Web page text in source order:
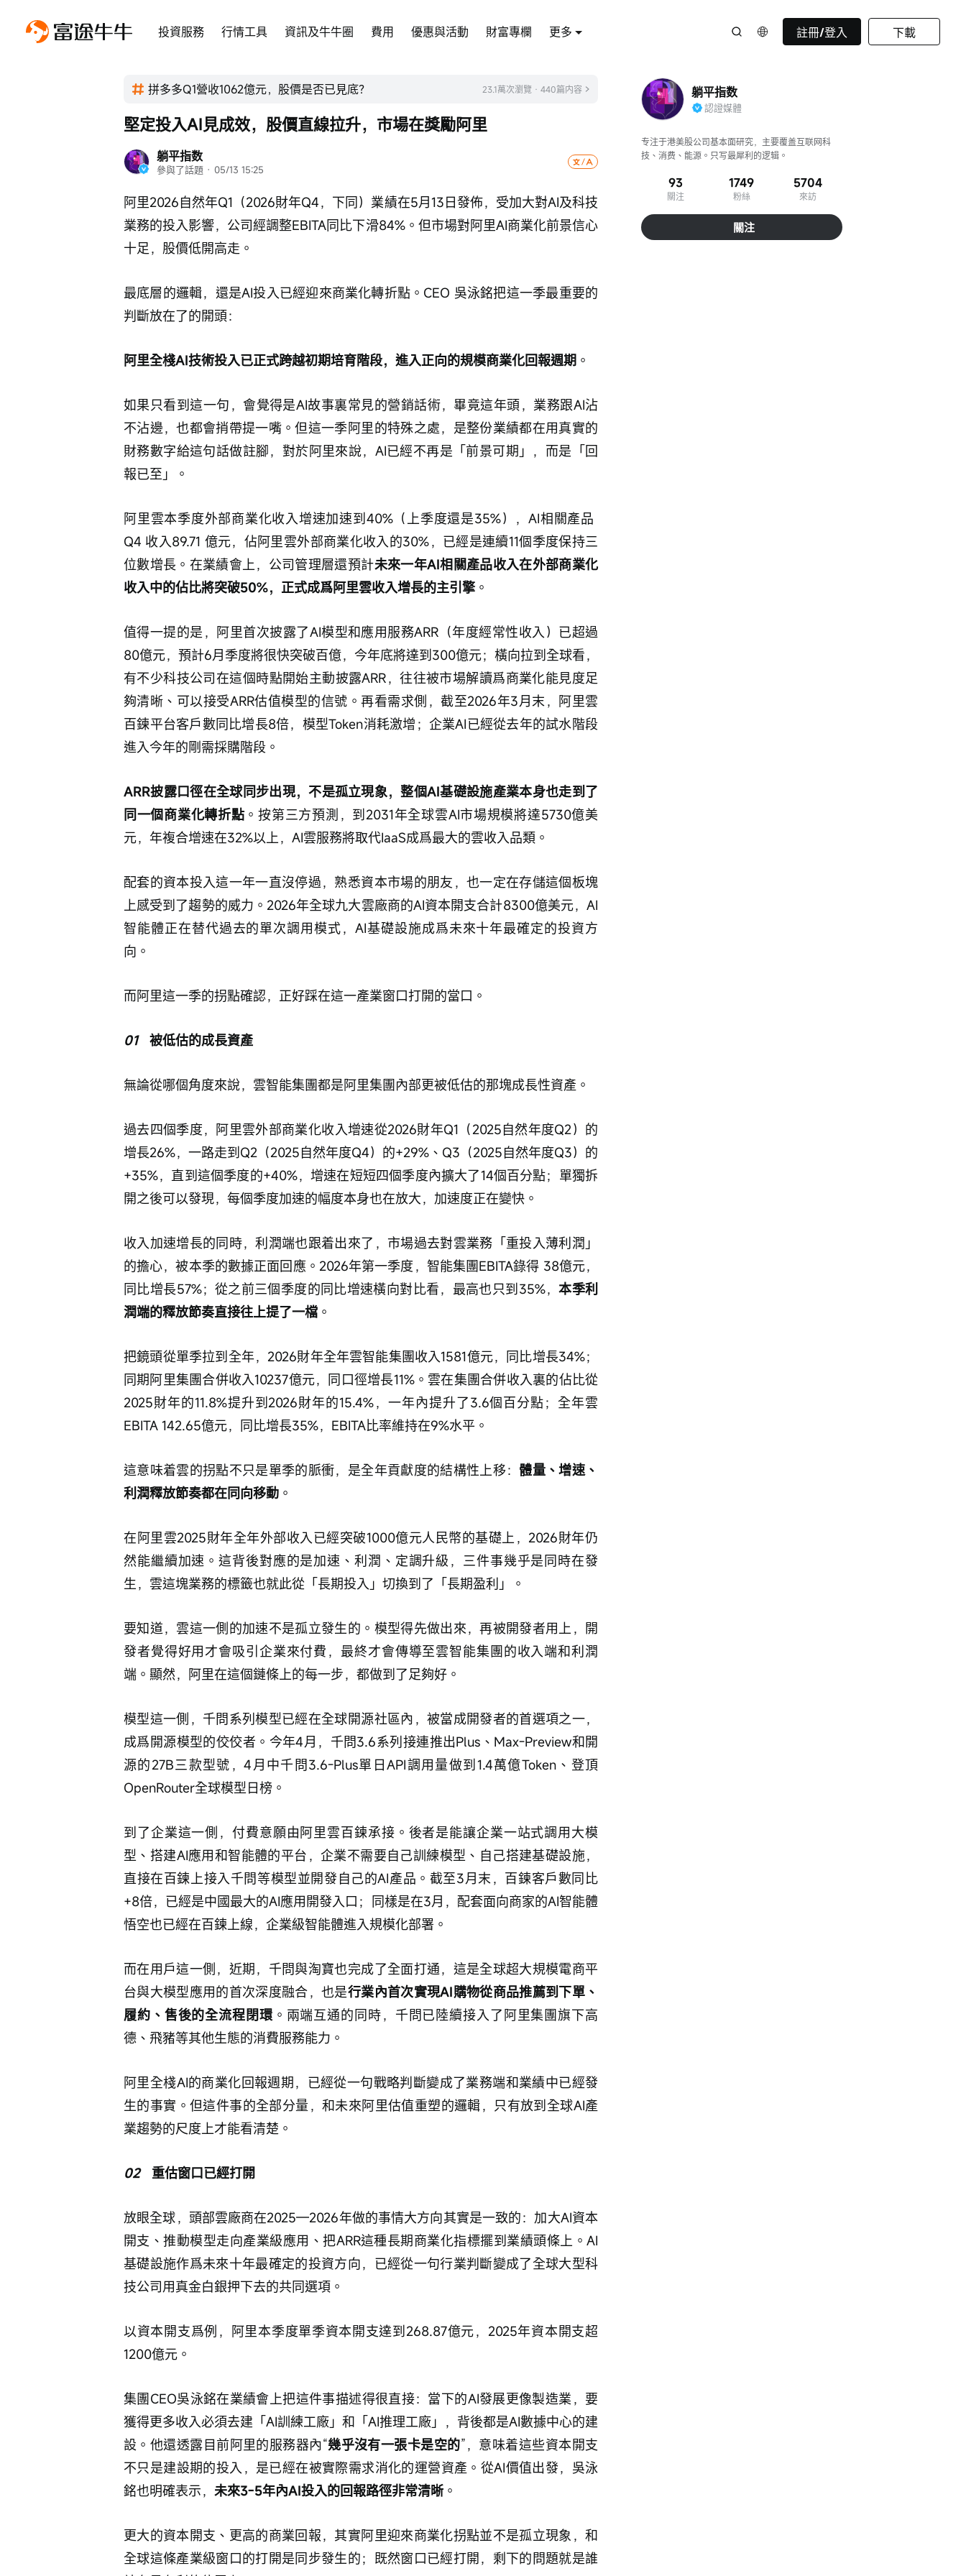
投資服務 行情工具 資訊及牛牛圈 費用 優惠與活動 財富專欄 更多 註冊/登入 下載
拼多多Q1營收1062億元，股價是否已見底？ 23.1萬次瀏覽 · 440篇内容
躺平指数
參與了話題 · 05/13 15:25
堅定投入AI見成效，股價直線拉升，市場在獎勵阿里
阿里2026自然年Q1（2026財年Q4，下同）業績在5月13日發佈，受加大對AI及科技
業務的投入影響，公司經調整EBITA同比下滑84%。但市場對阿里AI商業化前景信心
十足，股價低開高走。
最底層的邏輯，還是AI投入已經迎來商業化轉折點。CEO 吳泳銘把這一季最重要的
判斷放在了的開頭：
阿里全棧AI技術投入已正式跨越初期培育階段，進入正向的規模商業化回報週期 。
如果只看到這一句，會覺得是AI故事裏常見的營銷話術，畢竟這年頭，業務跟AI沾
不沾邊，也都會捎帶提一嘴。但這一季阿里的特殊之處，是整份業績都在用真實的
財務數字給這句話做註腳，對於阿里來說，AI已經不再是「前景可期」，而是「回
報已至」。
阿里雲本季度外部商業化收入增速加速到40%（上季度還是35%），AI相關產品
Q4 收入89.71 億元，佔阿里雲外部商業化收入的30%，已經是連續11個季度保持三
位數增長。在業績會上，公司管理層還預計未來一年AI相關產品收入在外部商業化
收入中的佔比將突破50%，正式成爲阿里雲收入增長的主引擎。
值得一提的是，阿里首次披露了AI模型和應用服務ARR（年度經常性收入）已超過
80億元，預計6月季度將很快突破百億，今年底將達到300億元；橫向拉到全球看，
有不少科技公司在這個時點開始主動披露ARR，往往被市場解讀爲商業化能見度足
夠清晰、可以接受ARR估值模型的信號。再看需求側，截至2026年3月末，阿里雲
百鍊平台客戶數同比增長8倍，模型Token消耗激增；企業AI已經從去年的試水階段
進入今年的剛需採購階段。
ARR披露口徑在全球同步出現，不是孤立現象，整個AI基礎設施產業本身也走到了
同一個商業化轉折點 。按第三方預測，到2031年全球雲AI市場規模將達5730億美
元，年複合增速在32%以上，AI雲服務將取代IaaS成爲最大的雲收入品類。
配套的資本投入這一年一直沒停過，熟悉資本市場的朋友，也一定在存儲這個板塊
上感受到了趨勢的威力。2026年全球九大雲廠商的AI資本開支合計8300億美元，AI
智能體正在替代過去的單次調用模式，AI基礎設施成爲未來十年最確定的投資方
向。
而阿里這一季的拐點確認，正好踩在這一產業窗口打開的當口。
01 被低估的成長資產
無論從哪個角度來說，雲智能集團都是阿里集團內部更被低估的那塊成長性資產。
過去四個季度，阿里雲外部商業化收入增速從2026財年Q1（2025自然年度Q2）的
增長26%，一路走到Q2（2025自然年度Q4）的+29%、Q3（2025自然年度Q3）的
+35%，直到這個季度的+40%，增速在短短四個季度內擴大了14個百分點；單獨拆
開之後可以發現，每個季度加速的幅度本身也在放大，加速度正在變快。
收入加速增長的同時，利潤端也跟着出來了，市場過去對雲業務「重投入薄利潤」
的擔心，被本季的數據正面回應。2026年第一季度，智能集團EBITA錄得 38億元，
同比增長57%；從之前三個季度的同比增速橫向對比看，最高也只到35%，本季利
潤端的釋放節奏直接往上提了一檔 。
把鏡頭從單季拉到全年，2026財年全年雲智能集團收入1581億元，同比增長34%；
同期阿里集團合併收入10237億元，同口徑增長11%。雲在集團合併收入裏的佔比從
2025財年的11.8%提升到2026財年的15.4%，一年內提升了3.6個百分點；全年雲
EBITA 142.65億元，同比增長35%，EBITA比率維持在9%水平。
這意味着雲的拐點不只是單季的脈衝，是全年貢獻度的結構性上移： 體量、增速、
利潤釋放節奏都在同向移動 。
在阿里雲2025財年全年外部收入已經突破1000億元人民幣的基礎上，2026財年仍
然能繼續加速。這背後對應的是加速、利潤、定調升級，三件事幾乎是同時在發
生，雲這塊業務的標籤也就此從「長期投入」切換到了「長期盈利」。
要知道，雲這一側的加速不是孤立發生的。模型得先做出來，再被開發者用上，開
發者覺得好用才會吸引企業來付費，最終才會傳導至雲智能集團的收入端和利潤
端。顯然，阿里在這個鏈條上的每一步，都做到了足夠好。
模型這一側，千問系列模型已經在全球開源社區內，被當成開發者的首選項之一，
成爲開源模型的佼佼者。今年4月，千問3.6系列接連推出Plus、Max-Preview和開
源的27B三款型號，4月中千問3.6-Plus單日API調用量做到1.4萬億Token、登頂
OpenRouter全球模型日榜。
到了企業這一側，付費意願由阿里雲百鍊承接。後者是能讓企業一站式調用大模
型、搭建AI應用和智能體的平台，企業不需要自己訓練模型、自己搭建基礎設施，
直接在百鍊上接入千問等模型並開發自己的AI產品。截至3月末，百鍊客戶數同比
+8倍，已經是中國最大的AI應用開發入口；同樣是在3月，配套面向商家的AI智能體
悟空也已經在百鍊上線，企業級智能體進入規模化部署。
而在用戶這一側，近期，千問與淘寶也完成了全面打通，這是全球超大規模電商平
台與大模型應用的首次深度融合，也是行業內首次實現AI購物從商品推薦到下單、
履約、售後的全流程閉環。兩端互通的同時，千問已陸續接入了阿里集團旗下高
德、飛豬等其他生態的消費服務能力。
阿里全棧AI的商業化回報週期，已經從一句戰略判斷變成了業務端和業績中已經發
生的事實。但這件事的全部分量，和未來阿里估值重塑的邏輯，只有放到全球AI產
業趨勢的尺度上才能看清楚。
02 重估窗口已經打開
放眼全球，頭部雲廠商在2025—2026年做的事情大方向其實是一致的：加大AI資本
開支、推動模型走向產業級應用、把ARR這種長期商業化指標擺到業績頭條上。AI
基礎設施作爲未來十年最確定的投資方向，已經從一句行業判斷變成了全球大型科
技公司用真金白銀押下去的共同選項。
以資本開支爲例，阿里本季度單季資本開支達到268.87億元，2025年資本開支超
1200億元。
集團CEO吳泳銘在業績會上把這件事描述得很直接：當下的AI發展更像製造業，要
獲得更多收入必須去建「AI訓練工廠」和「AI推理工廠」，背後都是AI數據中心的建
設。他還透露目前阿里的服務器內“幾乎沒有一張卡是空的”，意味着這些資本開支
不只是建設期的投入，是已經在被實際需求消化的運營資產。從AI價值出發，吳泳
銘也明確表示， 未來3-5年內AI投入的回報路徑非常清晰 。
更大的資本開支、更高的商業回報，其實阿里迎來商業化拐點並不是孤立現象，和
全球這條產業級窗口的打開是同步發生的；既然窗口已經打開，剩下的問題就是誰
躺平指数
認證媒體
专注于港美股公司基本面研究，主要覆盖互联网科
技、消费、能源。只写最犀利的逻辑。
93
關注
1749
粉絲
5704
來訪
關注